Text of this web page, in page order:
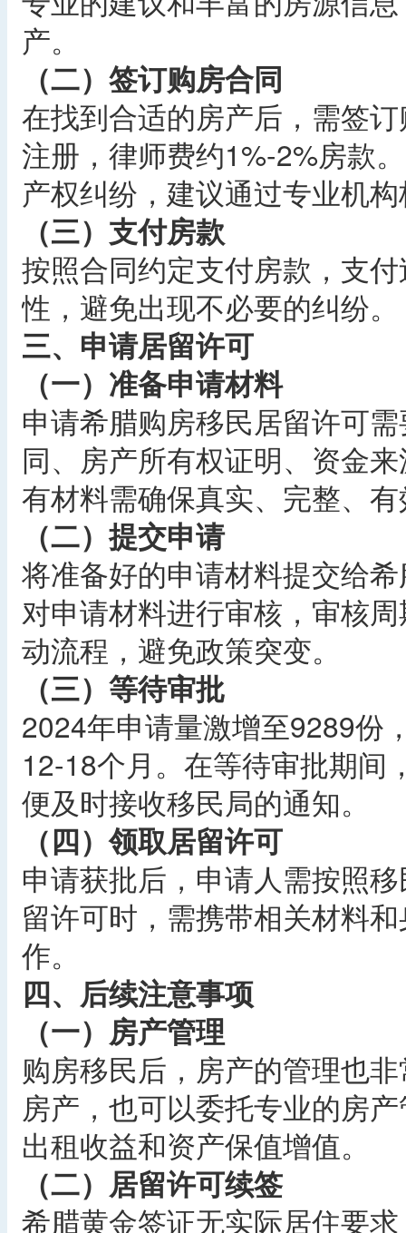
产。
（二）签订购房合同
在找到合适的房产后，需签
注册，律师费约1%-2%房款
产权纠纷，建议通过专业机
（三）支付房款
按照合同约定支付房款，支
性，避免出现不必要的纠纷。
三、申请居留许可
（一）准备申请材料
申请希腊购房移民居留许可
同、房产所有权证明、资金
有材料需确保真实、完整、
（二）提交申请
将准备好的申请材料提交给
对申请材料进行审核，审核
动流程，避免政策突变。
（三）等待审批
2024年申请量激增至9289份
12-18个月。在等待审批期间
便及时接收移民局的通知。
（四）领取居留许可
申请获批后，申请人需按照
留许可时，需携带相关材料
作。
四、后续注意事项
（一）房产管理
购房移民后，房产的管理也
房产，也可以委托专业的房
出租收益和资产保值增值。
（二）居留许可续签
希腊黄金签证无实际居住要